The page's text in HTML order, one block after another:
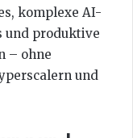
komplexe AI-
und produktive
– ohne
und